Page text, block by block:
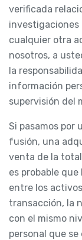
verificada
investigaciones
cualquier otra
nosotros, a
la
información
supervisión del
Si pasamos por
fusión, una
venta de la
es probable
entre los
transacción, la
con el mismo
personal que